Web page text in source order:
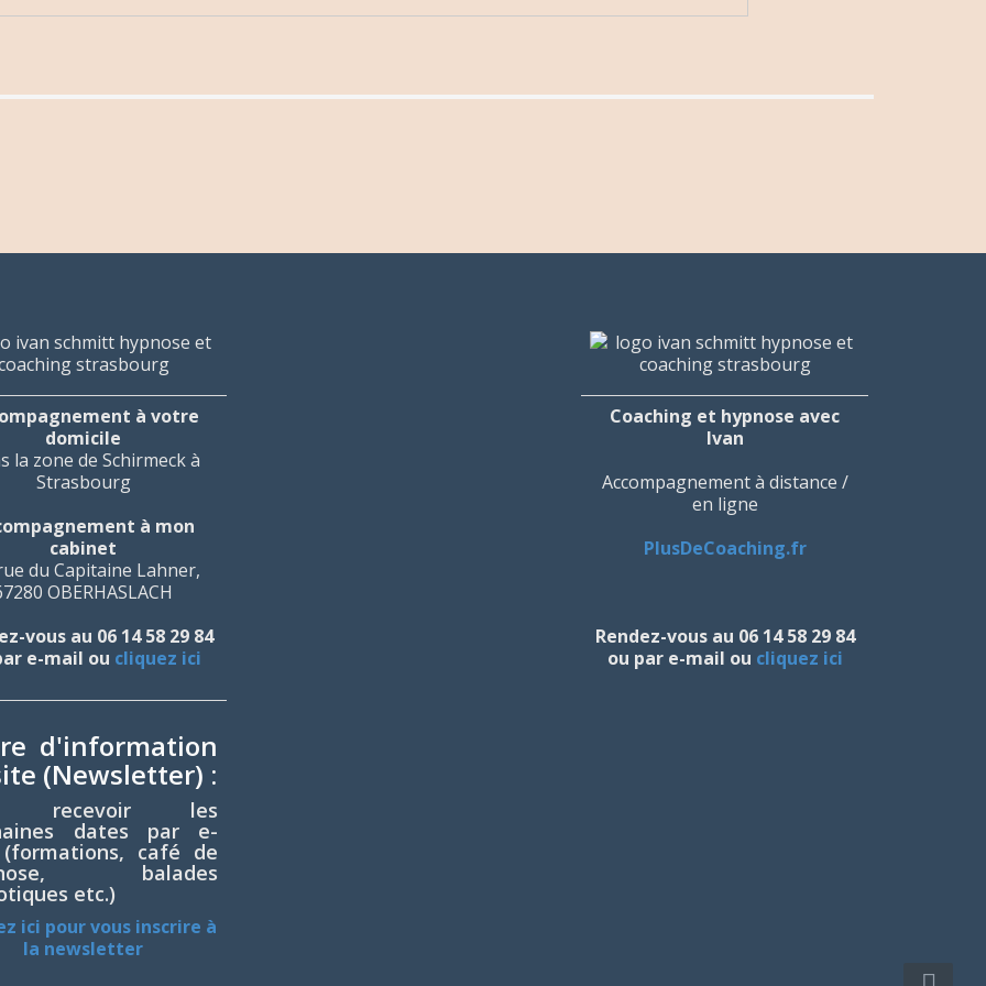
à votre
domicile
la zone de Schirmeck à
Strasbourg
à mon
cabinet
du Capitaine Lahner,
OBERHASLACH
vous au 06 14 58 29 84
e-mail ou cliquez ici
d'information
(Newsletter) :
recevoir les
dates par e-
café de
balades
etc.)
ici pour vous inscrire à
la newsletter
Coaching et hypnose avec
Ivan
Accompagnement à distance /
en ligne
PlusDeCoaching.fr
Rendez-vous au 06 14 58 29 84
ou par e-mail ou cliquez ici